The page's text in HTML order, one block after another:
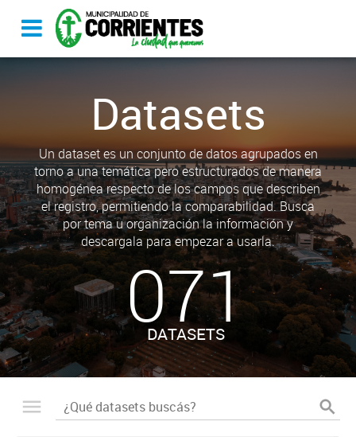
Datasets
Un dataset es un conjunto de datos agrupados en
torno a una temática pero estructurados de manera
homogénea respecto de los campos que describen
el registro, permitiendo la comparabilidad. Busca
por tema u organización la información y
descargala para empezar a usarla.
071
DATASETS